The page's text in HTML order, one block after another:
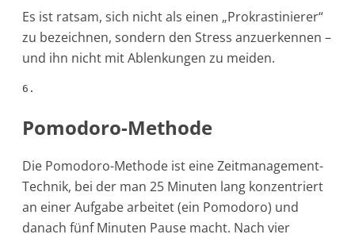
Es ist ratsam, sich nicht als einen „Prokrastinierer“
zu bezeichnen, sondern den Stress anzuerkennen –
und ihn nicht mit Ablenkungen zu meiden.
6.
Pomodoro-Methode
Die Pomodoro-Methode ist eine Zeitmanagement-
Technik, bei der man 25 Minuten lang konzentriert
an einer Aufgabe arbeitet (ein Pomodoro) und
danach fünf Minuten Pause macht. Nach vier